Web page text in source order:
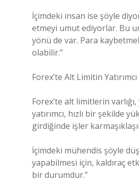
İçimdeki insan ise şöyle
etmeyi umut ediyorlar. Bu
yönü de var. Para
olabilir.”
Forex’te Alt Limitin
Forex’te alt limitlerin
yatırımcı, hızlı bir şekilde
girdiğinde işler
İçimdeki mühendis şöyle
yapabilmesi için, kaldıraç
bir durumdur.”